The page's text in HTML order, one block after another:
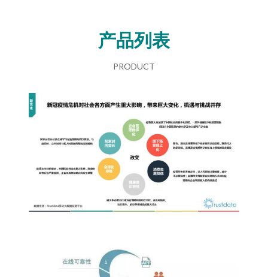
产品列表
PRODUCT